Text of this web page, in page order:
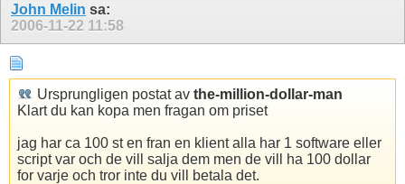
John Melin sa:
2006-11-22 11:58
Ursprungligen postat av the-million-dollar-man
Klart du kan kopa men fragan om priset
jag har ca 100 st en fran en klient alla har 1 software eller
script var och de vill salja dem men de vill ha 100 dollar
for varje och tror inte du vill betala det.